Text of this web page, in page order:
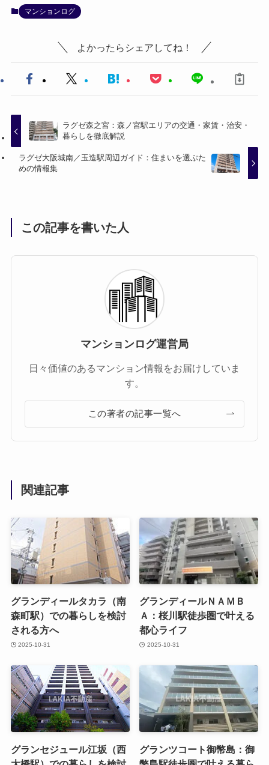
マンションログ
よかったらシェアしてね！
ラグゼ森之宮：森ノ宮駅エリアの交通・家賃・治安・
暮らしを徹底解説
ラグゼ大阪城南／玉造駅周辺ガイド：住まいを選ぶた
めの情報集
この記事を書いた人
マンションログ運営局
日々価値のあるマンション情報をお届けしていま
す。
この著者の記事一覧へ
関連記事
グランディールタカラ（南
森町駅）での暮らしを検討
される方へ
2025-10-31
グランディールＮＡＭＢ
Ａ：桜川駅徒歩圏で叶える
都心ライフ
2025-10-31
グランセジュール江坂（西
グランツコート御幣島：御